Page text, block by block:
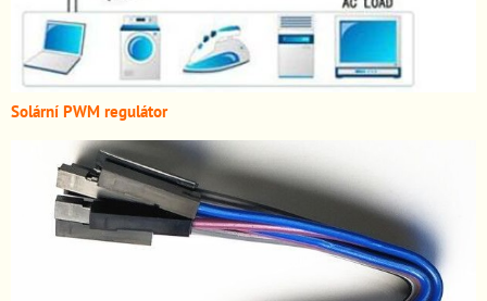
Solární PWM regulátor